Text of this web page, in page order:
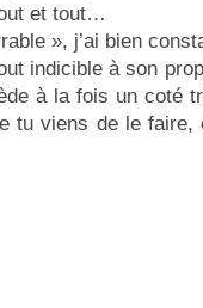
et tout…
», j’ai bien
indicible à son
à la fois un coté
tu viens de le faire,